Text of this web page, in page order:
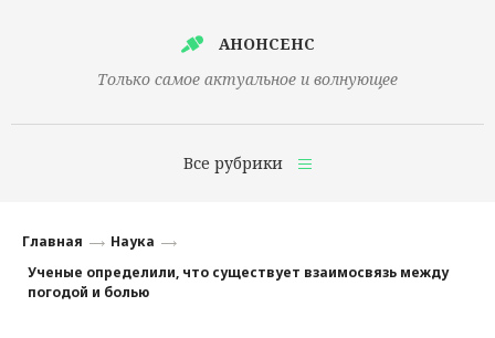
АНОНСЕНС
Только самое актуальное и волнующее
Все рубрики
Финансы
Главная
Наука
Ученые определили, что существует взаимосвязь между
погодой и болью